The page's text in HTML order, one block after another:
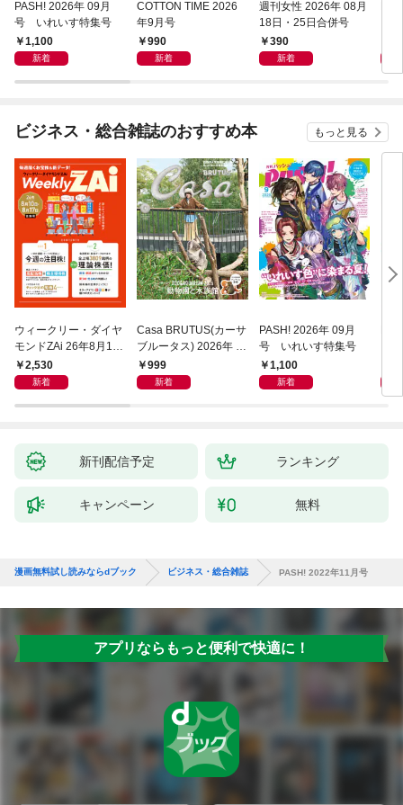
PASH! 2026年 09月
号 いれいす特集号
1,100
新着
COTTON TIME 2026
年9月号
990
新着
週刊女性 2026年 08月
18日・25日合併号
390
新着
ビジネス・総合雑誌のおすすめ本 もっと見る
ウィークリー・ダイヤ
モンドZAi 26年8月10
日・17日合併号
2,530
新着
Casa BRUTUS(カーサ
ブルータス) 2026年 9
月号 [もっと学べる！
動物園と水族館]
999
新着
PASH! 2026年 09月
号 いれいす特集号
1,100
新着
「
す
新刊配信予定 ランキング
キャンペーン 無料
漫画無料試し読みならdブック ビジネス・総合雑誌 PASH! 2022年11月号
アプリならもっと便利で快適に！